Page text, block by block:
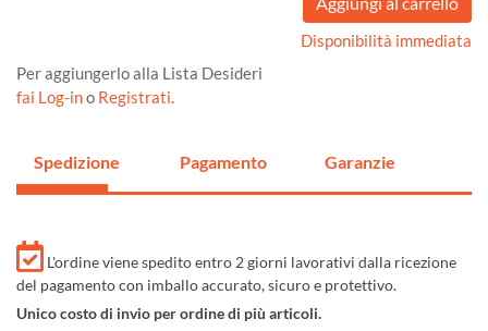
Disponibilità immediata
Per aggiungerlo alla Lista Desideri
fai Log-ino Registrati.
Spedizione Pagamento Garanzie
L'ordine viene spedito entro 2 giorni lavorativi dalla ricezione
del pagamento con imballo accurato, sicuro e protettivo.
Unico costo di invio per ordine di più articoli.